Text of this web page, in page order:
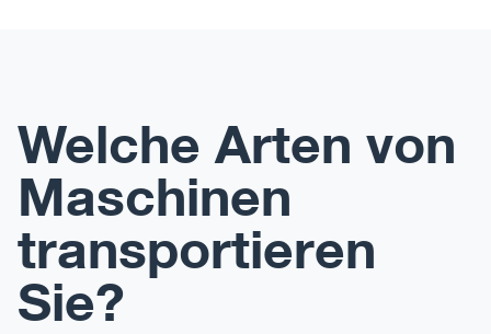
Welche Arten von
Maschinen
transportieren
Sie?